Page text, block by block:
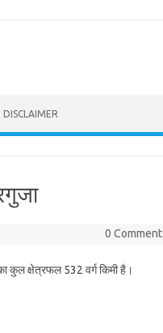
DISCLAIMER
0 Comment
क्षेत्रफल 532 वर्ग किमी है।